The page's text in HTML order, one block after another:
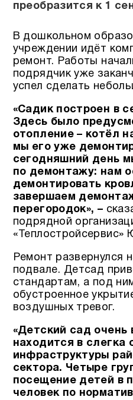
преобразится к 1
В дошкольном
учреждении идёт
ремонт. Работы
подрядчик уже
успел сделать
«Садик построен в
Здесь было
отопление – котёл
мы его уже
сегодняшний день
по демонтажу: нам
демонтировать
завершаем
перегородок», –
подрядной
Ремонт развернулся
подвале. Детсад
стандартам, а под
обустроенное
воздушных тревог.
«Детский сад очень
находится в слегка
инфраструктуры
сектора. Четыре
посещение детей в
человек по